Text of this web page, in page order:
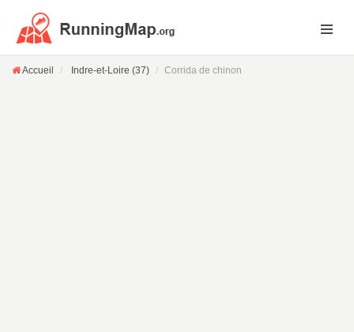
Accueil Indre-et-Loire (37) Corrida de chinon